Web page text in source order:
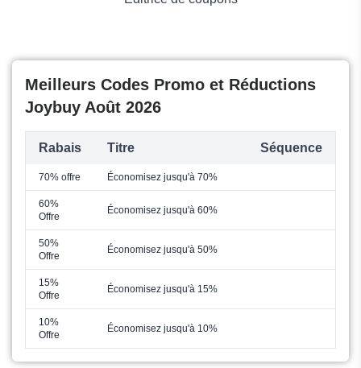
Meilleurs Codes Promo et Réductions
Joybuy Août 2026
Rabais Titre Séquence
70% offre Économisez jusqu'à 70%
60%
Offre
Économisez jusqu'à 60%
50%
Offre
Économisez jusqu'à 50%
15%
Offre
Économisez jusqu'à 15%
10%
Offre
Économisez jusqu'à 10%